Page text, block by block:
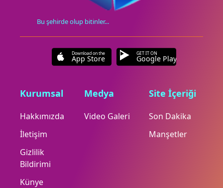
Bu şehirde olup bitinler...
Download on the
App Store
GET IT ON
Google Play
Kurumsal
Hakkımızda
İletişim
Gizlilik
Bildirimi
Künye
Medya
Video Galeri
Site İçeriği
Son Dakika
Manşetler